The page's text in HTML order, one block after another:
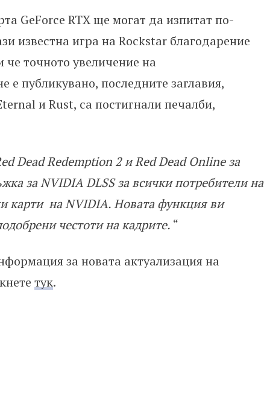
GeForce RTX ще могат да изпитат по-
известна игра на Rockstar благодарение
че точното увеличение на
е публикувано, последните заглавия,
и Rust, са постигнали печалби,
Dead Redemption 2 и Red Dead Online за
за NVIDIA DLSS за всички потребители на
карти на NVIDIA. Новата функция ви
честоти на кадрите. “
за новата актуализация на
тук.